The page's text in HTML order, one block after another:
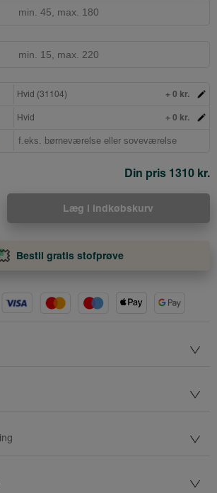
Hvid (31104) + 0 kr.
Hvid + 0 kr.
Din pris 1310 kr.
Læg i indkøbskurv
Bestil gratis stofprøve